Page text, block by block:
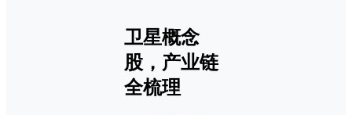
卫星概念
股，产业链
全梳理